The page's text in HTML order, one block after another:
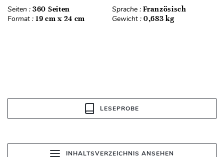
Seiten : 360 Seiten Sprache : Französisch
Format : 19 cm x 24 cm Gewicht : 0,683 kg
LESEPROBE
INHALTSVERZEICHNIS ANSEHEN